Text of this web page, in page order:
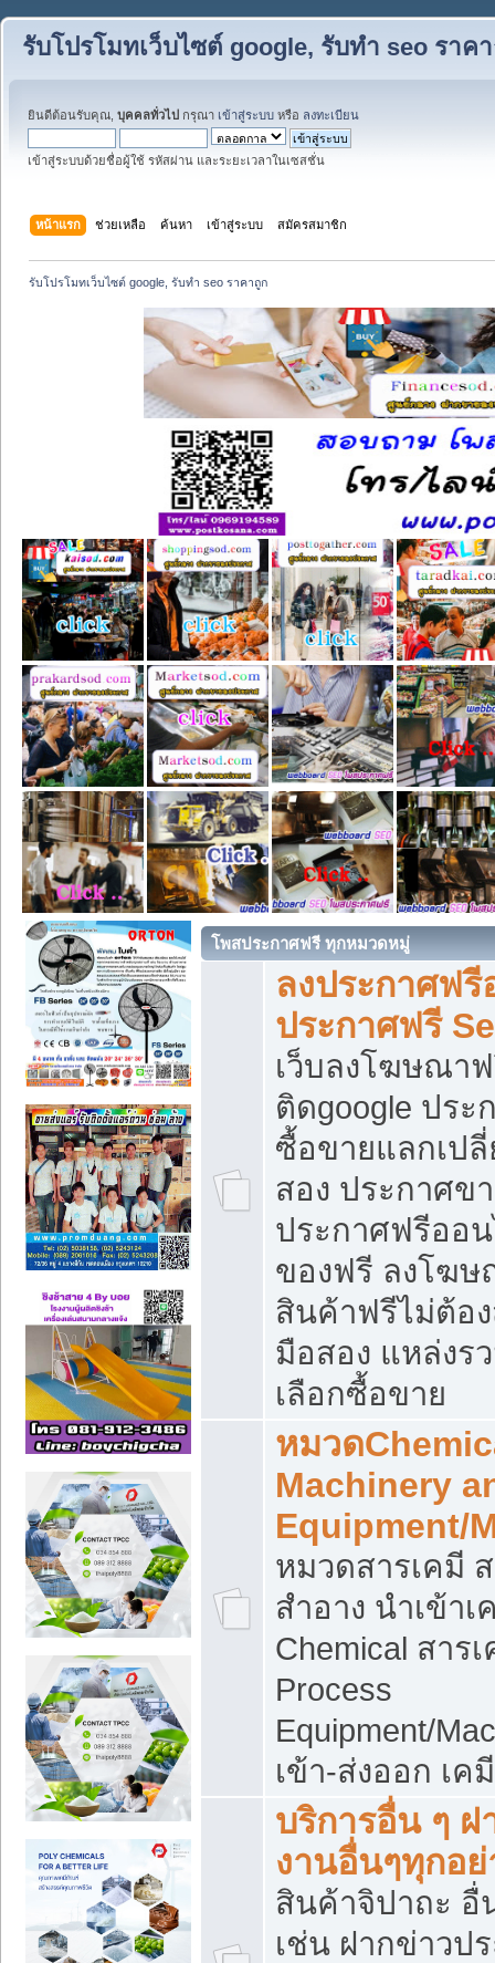
รับโปรโมทเว็บไซต์ google, รับทำ seo ราค
ยินดีต้อนรับคุณ, บุคคลทั่วไป กรุณา เข้าสู่ระบบ หรือ ลงทะเบียน
เข้าสู่ระบบด้วยชื่อผู้ใช้ รหัสผ่าน และระยะเวลาในเซสชั่น
หน้าแรก ช่วยเหลือ ค้นหา เข้าสู่ระบบ สมัครสมาชิก
รับโปรโมทเว็บไซต์ google, รับทำ seo ราคาถูก
โพสประกาศฟรี ทุกหมวดหมู่
ลงประกาศฟ
ประกาศฟรี
เว็บลงโฆษณา
ติดgoogle ปร
ซื้อขายแลกเป
สอง ประกาศข
ประกาศฟรีออ
ของฟรี ลงโฆ
สินค้าฟรีไม่ต้อ
มือสอง แหล่งร
เลือกซื้อขาย
หมวด
Machinery
Equipment/
หมวดสารเคมี
สำอาง นำเข้
Chemical สาร
Process
Equipment/
เข้า-ส่งออก เ
บริการอื่น ๆ
งานอื่นๆทุกอ
สินค้าจิปาถะ อื่
เช่น ฝากข่าวป